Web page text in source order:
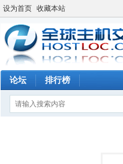
设为首页 收藏本站
论坛 排行榜